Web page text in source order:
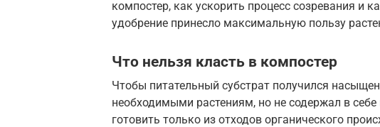
компостер, как ускорить процесс созревания и
удобрение принесло максимальную пользу
Что нельзя класть в компостер
Чтобы питательный субстрат получился
необходимыми растениям, но не содержал в
готовить только из отходов органического